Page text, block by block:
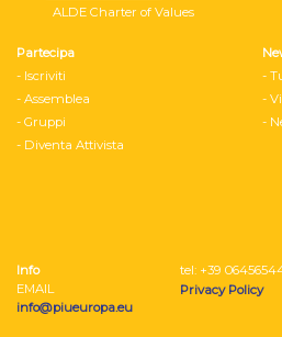
ALDE Charter of Values
Partecipa
- Iscriviti
- Assemblea
- Gruppi
- Diventa Attivista
-
-
-
Info
EMAIL
info@piueuropa.eu
tel: ‭+39
Privacy Policy